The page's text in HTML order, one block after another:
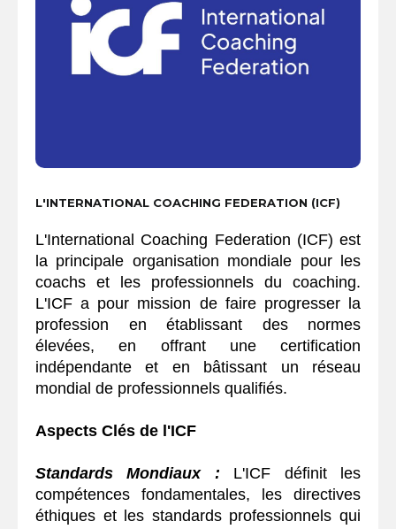
L'INTERNATIONAL COACHING FEDERATION (ICF)
L'International Coaching Federation (ICF) est
la principale organisation mondiale pour les
coachs et les professionnels du coaching.
L'ICF a pour mission de faire progresser la
profession en établissant des normes
élevées, en offrant une certification
indépendante et en bâtissant un réseau
mondial de professionnels qualifiés.
Aspects Clés de l'ICF
Standards Mondiaux : L'ICF définit les
compétences fondamentales, les directives
éthiques et les standards professionnels qui